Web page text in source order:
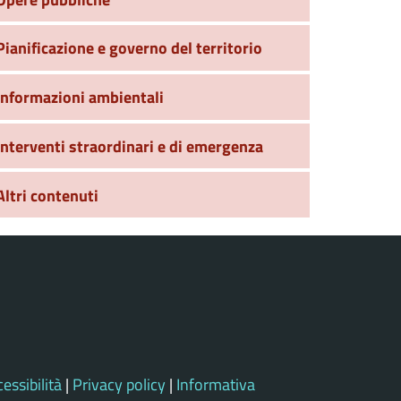
e governo del territorio
ambientali
straordinari e di emergenza
contenuti
| Privacy policy | Informativa